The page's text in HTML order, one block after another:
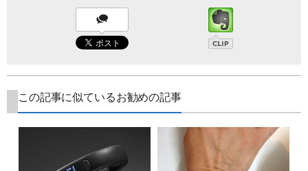
この記事に似ているお勧めの記事